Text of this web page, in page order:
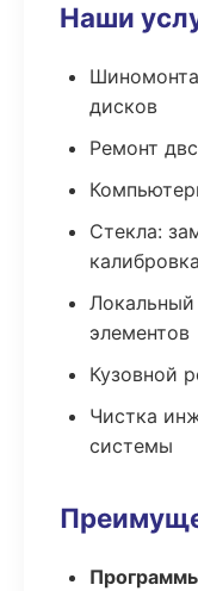
Наши
дисков
Ремонт
Стекла:
элементов
Кузовной
Чистка
системы